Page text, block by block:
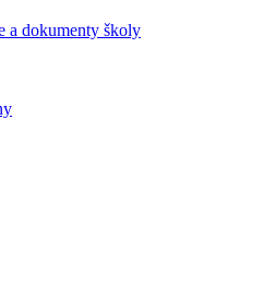
a dokumenty školy